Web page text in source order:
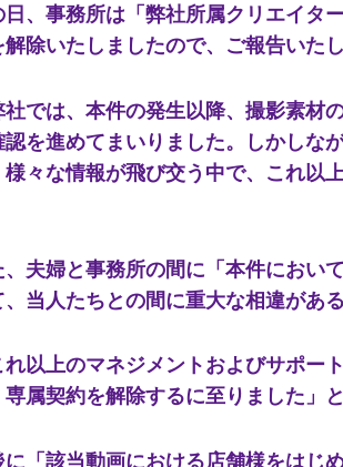
、事務所は「弊社所属クリエイタ
除いたしましたので、ご報告いた
では、本件の発生以降、撮影素材
認を進めてまいりました。しかしな
様々な情報が飛び交う中で、これ以
夫婦と事務所の間に「本件におい
、当人たちとの間に重大な相違があ
以上のマネジメントおよびサポー
属契約を解除するに至りました」と
「該当動画における店舗様をはじ